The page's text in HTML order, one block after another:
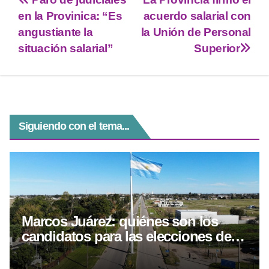
er s
A
p
gr
a
m
e
g
e
b
acuerdo salarial con
la Unión de Personal
Superior
en la Provinica: “Es
angustiante la
situación salarial”
Siguiendo con el tema...
Marcos Juárez: quiénes son los
candidatos para las elecciones del 6
de septiembre